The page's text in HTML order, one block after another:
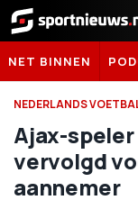
Sportnieuws.nl
NET BINNEN
NEDERLANDS
Ajax-
vervolgd
aannemer